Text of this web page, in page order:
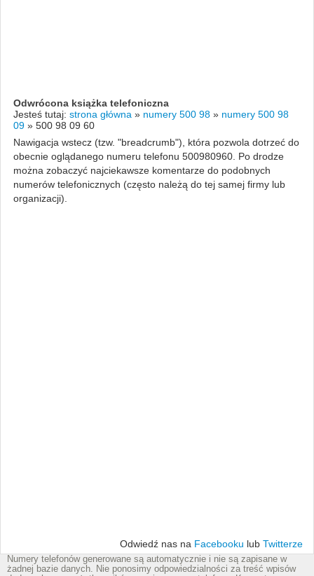
Odwrócona książka telefoniczna
Jesteś tutaj: strona główna » numery 500 98 » numery 500 98
09 » 500 98 09 60
Nawigacja wstecz (tzw. "breadcrumb"), która pozwola dotrzeć do
obecnie oglądanego numeru telefonu 500980960. Po drodze
można zobaczyć najciekawsze komentarze do podobnych
numerów telefonicznych (często należą do tej samej firmy lub
organizacji).
Odwiedź nas na Facebooku lub Twitterze
Numery telefonów generowane są automatycznie i nie są zapisane w
żadnej bazie danych. Nie ponosimy odpowiedzialności za treść wpisów